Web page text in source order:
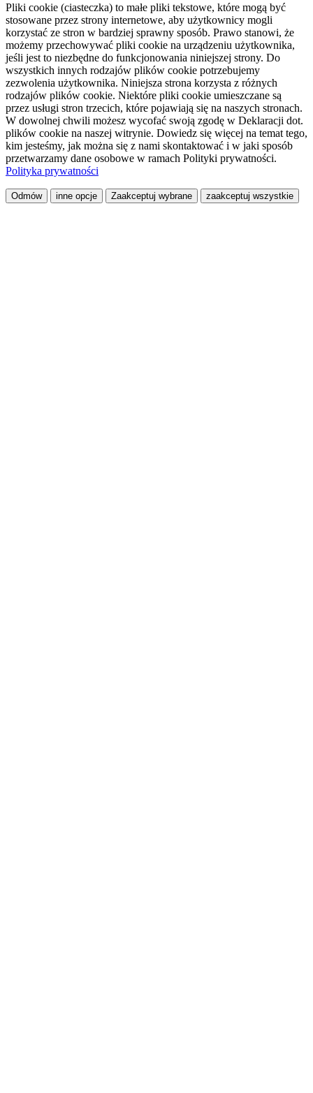
Pliki cookie (ciasteczka) to małe pliki tekstowe, które mogą być
stosowane przez strony internetowe, aby użytkownicy mogli
korzystać ze stron w bardziej sprawny sposób. Prawo stanowi, że
możemy przechowywać pliki cookie na urządzeniu użytkownika,
jeśli jest to niezbędne do funkcjonowania niniejszej strony. Do
wszystkich innych rodzajów plików cookie potrzebujemy
zezwolenia użytkownika. Niniejsza strona korzysta z różnych
rodzajów plików cookie. Niektóre pliki cookie umieszczane są
przez usługi stron trzecich, które pojawiają się na naszych stronach.
W dowolnej chwili możesz wycofać swoją zgodę w Deklaracji dot.
plików cookie na naszej witrynie. Dowiedz się więcej na temat tego,
kim jesteśmy, jak można się z nami skontaktować i w jaki sposób
przetwarzamy dane osobowe w ramach Polityki prywatności.
Polityka prywatności
Odmów inne opcje Zaakceptuj wybrane zaakceptuj wszystkie